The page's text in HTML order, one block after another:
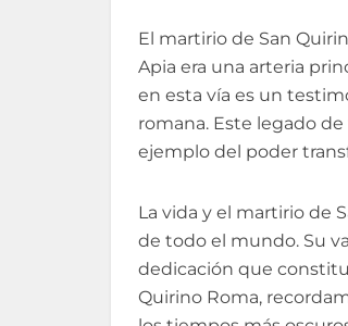
El martirio de San
Apia era una arteria
en esta vía es un
romana. Este legado
ejemplo del poder
La vida y el martirio de
de todo el mundo. Su
dedicación que
Quirino Roma,